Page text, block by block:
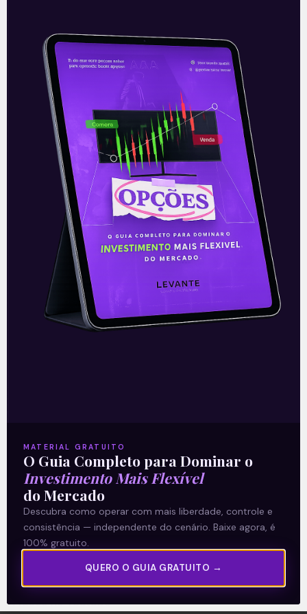
Mercado brasileiro tem
segundo melhor fechamento
da história
A última semana de maio começou com
forte alta no Ibovespa, principal índice de
ações do mercado brasileiro, que
recuperou os 124 mil pontos, fechando
Leia mais
24/05/2021
Sobre nós
Termos e Condições
Política de Privacidade
Explore
E Eu Com Isso?
Vídeos no Youtube
MATERIAL GRATUITO
O Guia Completo para Dominar o
Investimento Mais Flexível
do Mercado
Descubra como operar com mais liberdade, controle e
consistência — independente do cenário. Baixe agora, é
100% gratuito.
QUERO O GUIA GRATUITO →